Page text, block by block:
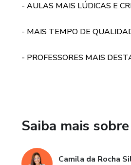
- AULAS MAIS LÚDICAS E
- MAIS TEMPO DE
- PROFESSORES MAIS
Saiba mais
Camila da Rocha